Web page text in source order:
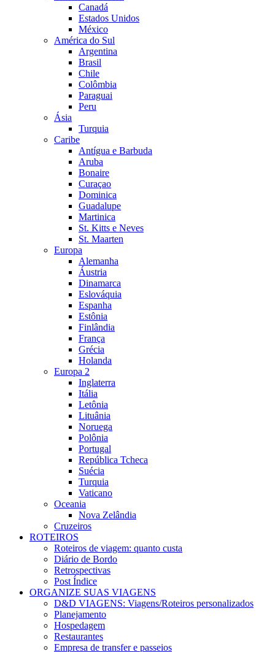
Canadá
Estados Unidos
México
América do Sul
Argentina
Brasil
Chile
Colômbia
Paraguai
Peru
Ásia
Turquia
Caribe
Antígua e Barbuda
Aruba
Bonaire
Curaçao
Dominica
Guadalupe
Martinica
St. Kitts e Neves
St. Maarten
Europa
Alemanha
Áustria
Dinamarca
Eslováquia
Espanha
Estônia
Finlândia
França
Grécia
Holanda
Europa 2
Inglaterra
Itália
Letônia
Lituânia
Noruega
Polônia
Portugal
República Tcheca
Suécia
Turquia
Vaticano
Oceania
Nova Zelândia
Cruzeiros
ROTEIROS
Roteiros de viagem: quanto custa
Diário de Bordo
Retrospectivas
Post Índice
ORGANIZE SUAS VIAGENS
D&D VIAGENS: Viagens/Roteiros personalizados
Planejamento
Hospedagem
Restaurantes
Empresa de transfer e passeios